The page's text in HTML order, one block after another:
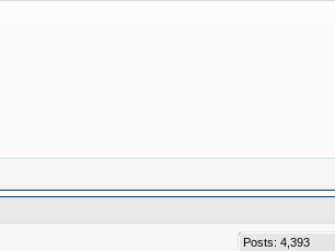
Posts: 4,393